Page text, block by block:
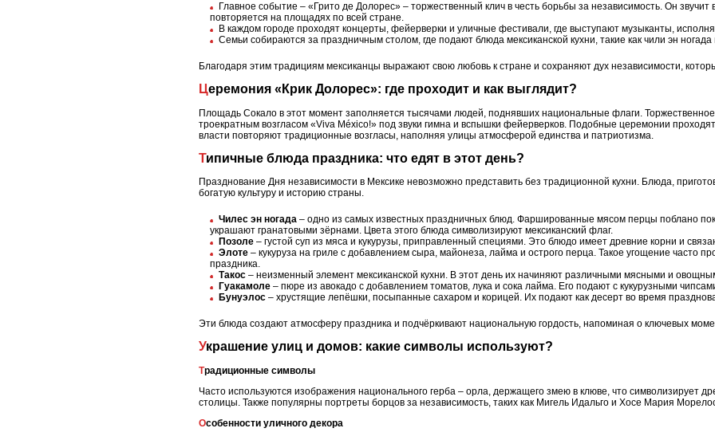
Главное событие – «Грито де Долорес» – торжественный клич в честь борьбы за независимость. Он звучит
повторяется на площадях по всей стране.
В каждом городе проходят концерты, фейерверки и уличные фестивали, где выступают музыканты,
Семьи собираются за праздничным столом, где подают блюда мексиканской кухни, такие как чили эн
Благодаря этим традициям мексиканцы выражают свою любовь к стране и сохраняют дух независимости,
Церемония «Крик Долорес»: где проходит и как выглядит?
Площадь Сокало в этот момент заполняется тысячами людей, поднявших национальные флаги.
троекратным возгласом «Viva México!» под звуки гимна и вспышки фейерверков. Подобные церемонии проходят
власти повторяют традиционные возгласы, наполняя улицы атмосферой единства и патриотизма.
Типичные блюда праздника: что едят в этот день?
Празднование Дня независимости в Мексике невозможно представить без традиционной кухни. Блюда,
богатую культуру и историю страны.
Чилес эн ногада – одно из самых известных праздничных блюд. Фаршированные мясом перцы поблано
украшают гранатовыми зёрнами. Цвета этого блюда символизируют мексиканский флаг.
Позоле – густой суп из мяса и кукурузы, приправленный специями. Это блюдо имеет древние корни и
Элоте – кукуруза на гриле с добавлением сыра, майонеза, лайма и острого перца. Такое угощение часто
праздника.
Такос – неизменный элемент мексиканской кухни. В этот день их начиняют различными мясными и
Гуакамоле – пюре из авокадо с добавлением томатов, лука и сока лайма. Его подают с кукурузными
Бунуэлос – хрустящие лепёшки, посыпанные сахаром и корицей. Их подают как десерт во время
Эти блюда создают атмосферу праздника и подчёркивают национальную гордость, напоминая о ключевых
Украшение улиц и домов: какие символы используют?
Традиционные символы
Часто используются изображения национального герба – орла, держащего змею в клюве, что символизирует
столицы. Также популярны портреты борцов за независимость, таких как Мигель Идальго и Хосе Мария
Особенности уличного декора